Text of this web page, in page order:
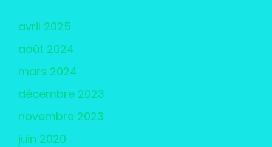
avril 2025
août 2024
mars 2024
décembre 2023
novembre 2023
juin 2020